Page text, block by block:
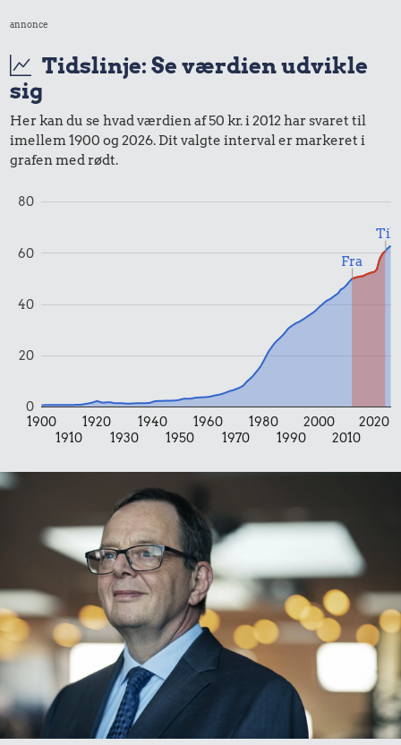
Samlet pris i 2012
Priser i 2024
25 kr.
Rugbrød
22 kr.
Husholdningssprit
0,98 kr.
Tyggegummi
48 kr.
Samlet pris i 2024
annonce
Tidslinje: Se værdien udvikle
sig
Her kan du se hvad værdien af 50 kr. i 2012 har svaret til
imellem 1900 og 2026. Dit valgte interval er markeret i
grafen med rødt.
1900
1910
1920
1930
1940
1950
1960
1970
1980
1990
2000
2010
2020
0
20
40
60
80
Fra
Til